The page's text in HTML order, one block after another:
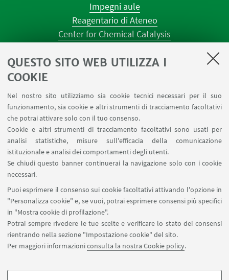
QUESTO SITO WEB UTILIZZA I
COOKIE
Nel nostro sito utilizziamo sia cookie tecnici necessari per il suo
funzionamento, sia cookie e altri strumenti di tracciamento facoltativi
che potrai attivare solo con il tuo consenso.
Cookie e altri strumenti di tracciamento facoltativi sono usati per
analisi statistiche, misure sull'efficacia della comunicazione
istituzionale e analisi dei comportamenti degli utenti.
Se chiudi questo banner continuerai la navigazione solo con i cookie
necessari.
Puoi esprimere il consenso sui cookie facoltativi attivando l'opzione in
"Personalizza cookie" e, se vuoi, potrai esprimere consensi più specifici
in "Mostra cookie di profilazione".
Potrai sempre rivedere le tue scelte e verificare lo stato dei consensi
rientrando nella sezione "Impostazione cookie" del sito.
Per maggiori informazioniconsulta la nostra Cookie policy.
Impegni aule
Reagentario di Ateneo
Center for Chemical Catalysis
AULE U.E. 4 NAVILE
Prenotazione NMR Navile
Prenotazione strumenti del Dipartimento CHIMIND
SEGUI IL DIPARTIMENTO SU:
SEGUI UNIBO SU:
APP: